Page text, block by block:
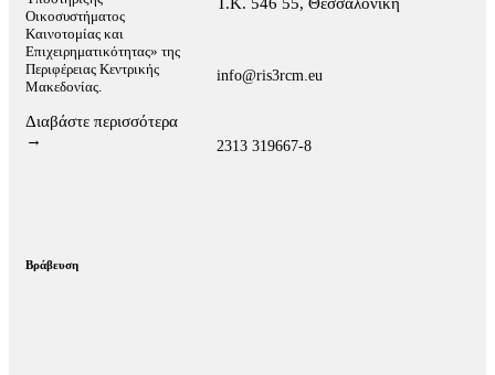
Οικοσυστήματος
Καινοτομίας και
Επιχειρηματικότητας» της
Περιφέρειας Κεντρικής
Μακεδονίας.
Διαβάστε περισσότερα
→
Βράβευση
info@ris3rcm.eu
2313 319667-8